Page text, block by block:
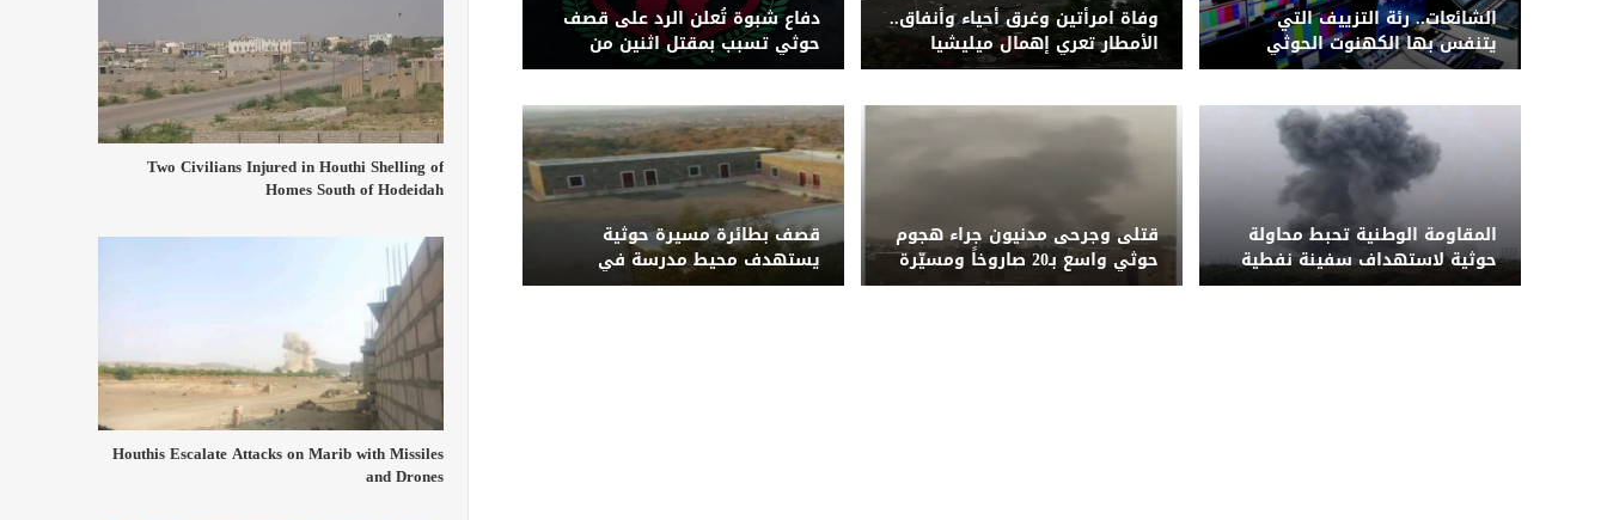
الشائعات.. رئة التزييف التي
يتنفس بها الكهنوت الحوثي
وفاة امرأتين وغرق أحياء وأنفاق..
الأمطار تعري إهمال ميليشيا
الحوثي لشبكة التصريف بصنعاء
دفاع شبوة تُعلن الرد على قصف
حوثي تسبب بمقتل اثنين من
قواتها بجبهة حريب
المقاومة الوطنية تحبط محاولة
حوثية لاستهداف سفينة نفطية
بزورق مفخخ قبالة المخا
قتلى وجرحى مدنيون جراء هجوم
حوثي واسع بـ20 صاروخاً ومسيّرة
على مأرب وشبوة
قصف بطائرة مسيرة حوثية
يستهدف محيط مدرسة في
الضالع ويُلحق أضراراً بمنازل
Two Civilians Injured in Houthi Shelling of
Homes South of Hodeidah
Houthis Escalate Attacks on Marib with Missiles
and Drones